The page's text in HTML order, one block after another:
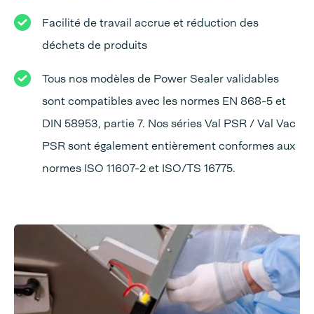
Facilité de travail accrue et réduction des
déchets de produits
Tous nos modèles de Power Sealer validables
sont compatibles avec les normes EN 868-5 et
DIN 58953, partie 7. Nos séries Val PSR / Val Vac
PSR sont également entièrement conformes aux
normes ISO 11607-2 et ISO/TS 16775.